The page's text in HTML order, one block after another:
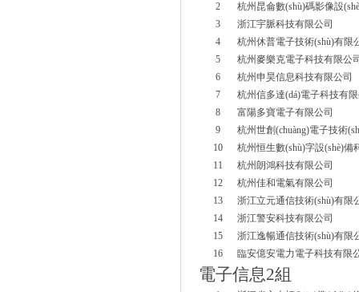
2
杭州昆侖數(shù)碼影像設
3
浙江宇脈科技有限公司
4
杭州休普電子技術(shù)有限
5
杭州麥樂克電子科技有限公
6
杭州申昊信息科技有限公司
7
杭州信多達(dá)電子科技有
8
富陽多寶電子有限公司
9
杭州世創(chuàng)電子技術
10
杭州恒生數(shù)字設(shè)備
11
杭州朗鴻科技有限公司
12
杭州佳和電氣有限公司
13
浙江立元通信技術(shù)有限
14
浙江警安科技有限公司
15
浙江逸暢通信技術(shù)有限
16
臨安億安電力電子科技有限
電子信息2組